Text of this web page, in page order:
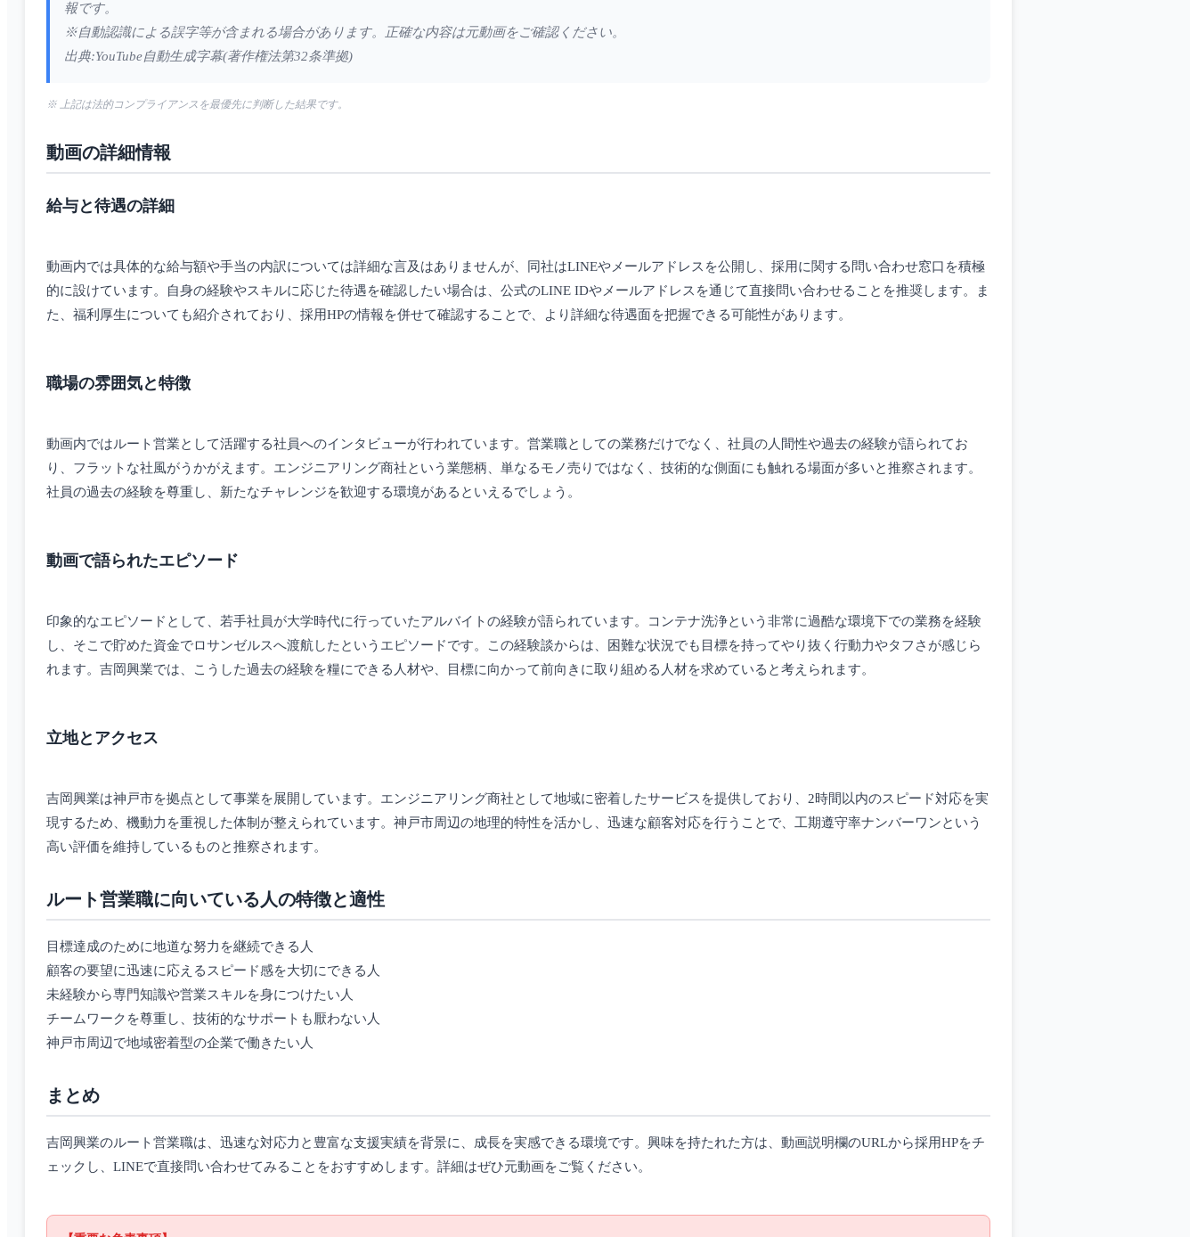
報です。
※自動認識による誤字等が含まれる場合があります。正確な内容は元動画をご確認ください。
出典:YouTube自動生成字幕(著作権法第32条準拠)
※ 上記は法的コンプライアンスを最優先に判断した結果です。
動画の詳細情報
給与と待遇の詳細
動画内では具体的な給与額や手当の内訳については詳細な言及はありませんが、同社はLINEやメールアドレスを公開し、採用に関する問い合わせ窓口を積極
的に設けています。自身の経験やスキルに応じた待遇を確認したい場合は、公式のLINE IDやメールアドレスを通じて直接問い合わせることを推奨します。ま
た、福利厚生についても紹介されており、採用HPの情報を併せて確認することで、より詳細な待遇面を把握できる可能性があります。
職場の雰囲気と特徴
動画内ではルート営業として活躍する社員へのインタビューが行われています。営業職としての業務だけでなく、社員の人間性や過去の経験が語られてお
り、フラットな社風がうかがえます。エンジニアリング商社という業態柄、単なるモノ売りではなく、技術的な側面にも触れる場面が多いと推察されます。
社員の過去の経験を尊重し、新たなチャレンジを歓迎する環境があるといえるでしょう。
動画で語られたエピソード
印象的なエピソードとして、若手社員が大学時代に行っていたアルバイトの経験が語られています。コンテナ洗浄という非常に過酷な環境下での業務を経験
し、そこで貯めた資金でロサンゼルスへ渡航したというエピソードです。この経験談からは、困難な状況でも目標を持ってやり抜く行動力やタフさが感じら
れます。吉岡興業では、こうした過去の経験を糧にできる人材や、目標に向かって前向きに取り組める人材を求めていると考えられます。
立地とアクセス
吉岡興業は神戸市を拠点として事業を展開しています。エンジニアリング商社として地域に密着したサービスを提供しており、2時間以内のスピード対応を実
現するため、機動力を重視した体制が整えられています。神戸市周辺の地理的特性を活かし、迅速な顧客対応を行うことで、工期遵守率ナンバーワンという
高い評価を維持しているものと推察されます。
ルート営業職に向いている人の特徴と適性
目標達成のために地道な努力を継続できる人
顧客の要望に迅速に応えるスピード感を大切にできる人
未経験から専門知識や営業スキルを身につけたい人
チームワークを尊重し、技術的なサポートも厭わない人
神戸市周辺で地域密着型の企業で働きたい人
まとめ
吉岡興業のルート営業職は、迅速な対応力と豊富な支援実績を背景に、成長を実感できる環境です。興味を持たれた方は、動画説明欄のURLから採用HPをチ
ェックし、LINEで直接問い合わせてみることをおすすめします。詳細はぜひ元動画をご覧ください。